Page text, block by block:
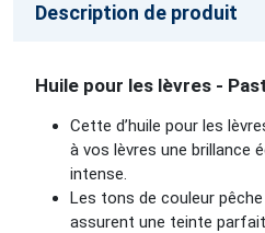
Description de produit
Huile pour les lèvres -
Cette d’huile pour les
à vos lèvres une brillance
intense.
Les tons de couleur
assurent une teinte